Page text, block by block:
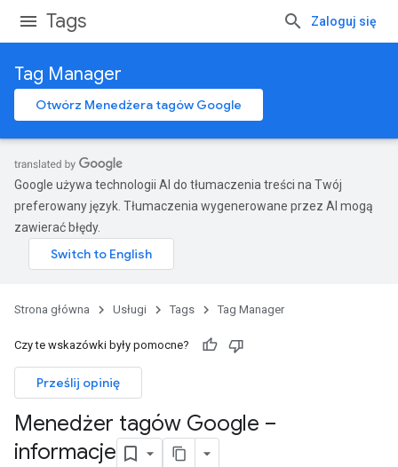
Tags Zaloguj się
Tag Manager
Otwórz Menedżera tagów Google
Google używa technologii AI do tłumaczenia treści na Twój
preferowany język. Tłumaczenia wygenerowane przez AI mogą
zawierać błędy.
Strona główna Usługi Tags Tag Manager
Czy te wskazówki były pomocne?
Prześlij opinię
Menedżer tagów Google –
informacje